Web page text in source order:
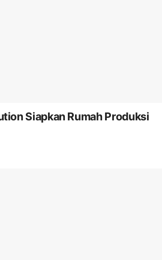
Siapkan Rumah Produksi